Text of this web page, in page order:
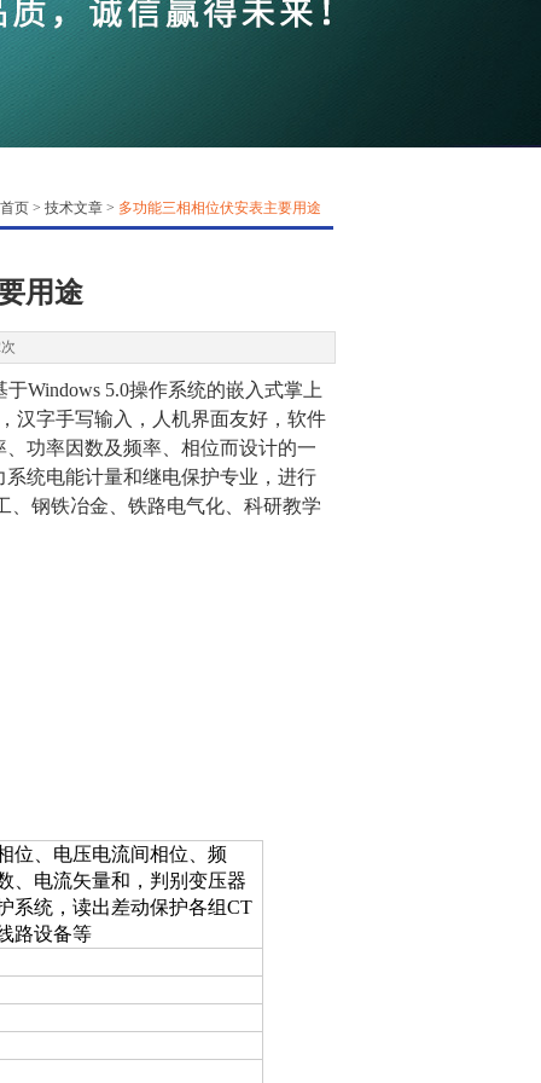
首页 > 技术文章 > 多功能三相相位伏安表主要用途
用途
Windows 5.0操作系统的嵌入式掌上
汉字手写输入，人机界面友好，软件
功率因数及频率、相位而设计的一
统电能计量和继电保护专业，进行
、钢铁冶金、铁路电气化、科研教学
位、电压电流间相位、频
、电流矢量和，判别变压器
系统，读出差动保护各组CT
路设备等